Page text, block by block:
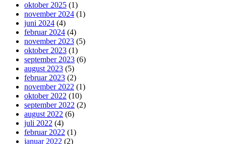
oktober 2025 (1)
november 2024 (1)
juni 2024 (4)
februar 2024 (4)
november 2023 (5)
oktober 2023 (1)
september 2023 (6)
august 2023 (5)
februar 2023 (2)
november 2022 (1)
oktober 2022 (10)
september 2022 (2)
august 2022 (6)
juli 2022 (4)
februar 2022 (1)
januar 2022 (2)